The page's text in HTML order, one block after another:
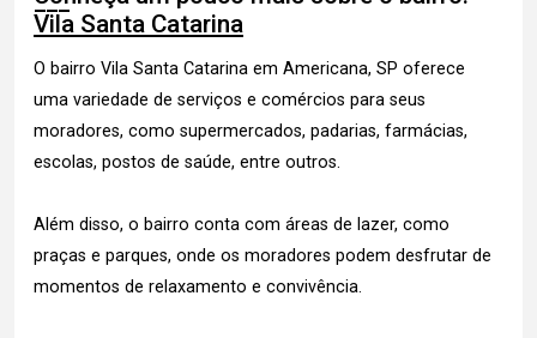
Vila Santa Catarina
O bairro Vila Santa Catarina em Americana, SP oferece
uma variedade de serviços e comércios para seus
moradores, como supermercados, padarias, farmácias,
escolas, postos de saúde, entre outros.
Além disso, o bairro conta com áreas de lazer, como
praças e parques, onde os moradores podem desfrutar de
momentos de relaxamento e convivência.